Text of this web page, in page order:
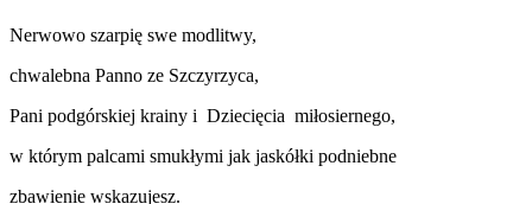
Nerwowo szarpię swe modlitwy,
chwalebna Panno ze Szczyrzyca,
Pani podgórskiej krainy i Dziecięcia miłosiernego,
w którym palcami smukłymi jak jaskółki podniebne
zbawienie wskazujesz.